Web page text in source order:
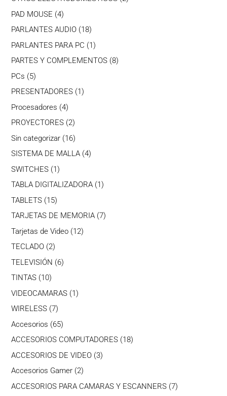
PAD MOUSE 44
productos
PARLANTES AUDIO 1818
productos
PARLANTES PARA PC 11
producto
PARTES Y COMPLEMENTOS 88
PCs 55
productos
PRESENTADORES 1 1
Procesadores 44
productos
PROYECTORES 22
productos
Sin categorizar 1616
productos
SISTEMA DE MALLA 44
SWITCHES 11
producto
TABLA DIGITALIZADORA 1 1
TABLETS 1515
productos
TARJETAS DE MEMORIA 77
Tarjetas de Video 1212
TECLADO 22
productos
TELEVISIÓN 66
TINTAS 1010
productos
VIDEOCAMARAS 11
WIRELESS 77
productos
Accesorios 6565
productos
ACCESORIOS COMPUTADORES 1818
ACCESORIOS DE VIDEO 33
Accesorios Gamer 22
productos
ACCESORIOS PARA CAMARAS Y ESCANNERS 77